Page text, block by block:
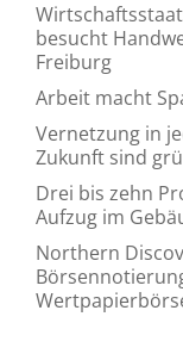
besucht
Freiburg
Arbeit macht
Vernetzung in
Zukunft sind
Drei bis zehn
Aufzug im
Northern